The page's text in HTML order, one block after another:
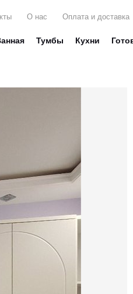
О нас Оплата и доставка
Тумбы Кухни